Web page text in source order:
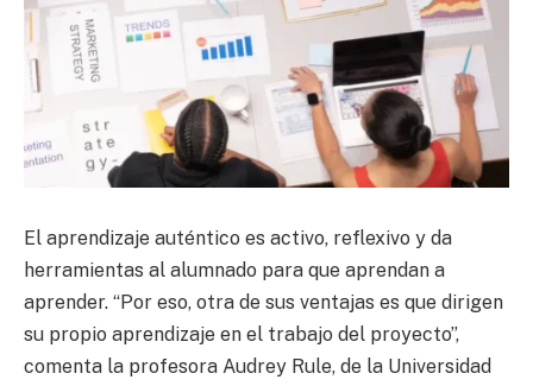
El aprendizaje auténtico es activo, reflexivo y da
herramientas al alumnado para que aprendan a
aprender. “Por eso, otra de sus ventajas es que dirigen
su propio aprendizaje en el trabajo del proyecto”,
comenta la profesora Audrey Rule, de la Universidad